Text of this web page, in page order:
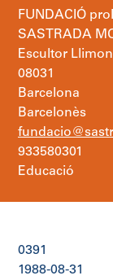
FUNDACIÓ
SASTRADA
Escultor
08031
Barcelona
Barcelonès
933580301
Educació
0391
1988-08-31